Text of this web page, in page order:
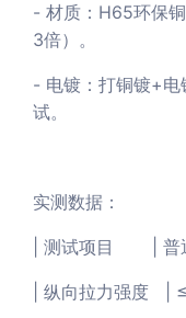
- 材质：H65环保
3倍）。
- 电镀：打铜镀+电
试。
实测数据：
| 测试项目 | 普
| 纵向拉力